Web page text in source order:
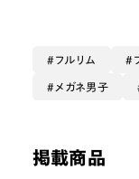
これからの時期
-情報-
フルリム
メガネ男子
掲載商品